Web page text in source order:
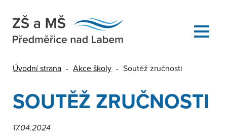
Úvodní strana - Akce školy - Soutěž zručnosti
SOUTĚŽ ZRUČNOSTI
17.04.2024